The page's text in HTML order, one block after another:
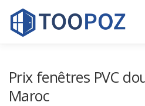
contenu
Prix fenêtres PVC
Maroc